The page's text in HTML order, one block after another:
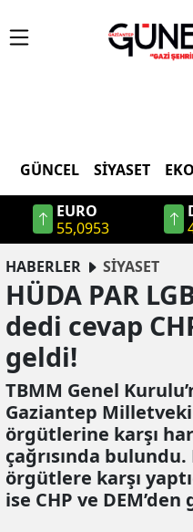
GÜNCEL SIYASET
EURO
55,0953
HABERLER
SİYASET
HÜDA PAR
dedi cevap
geldi!
TBMM Genel
Gaziantep
örgütlerine karşı
çağrısında bulundu.
örgütlere karşı
ise CHP ve DEM’den